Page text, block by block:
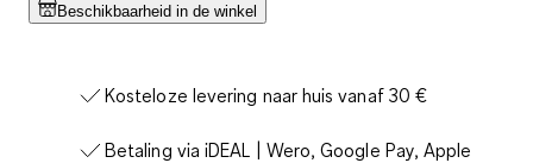
Beschikbaarheid in de winkel
Kosteloze levering naar huis vanaf 30 €
Betaling via iDEAL | Wero, Google Pay, Apple